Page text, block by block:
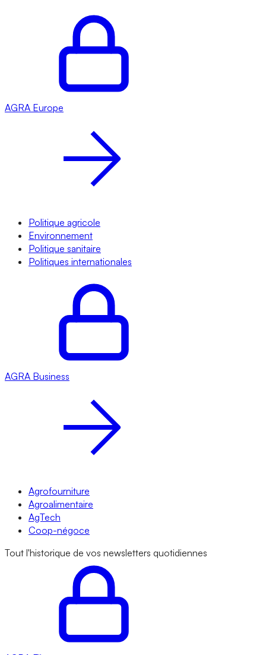
AGRA Europe
Politique agricole
Environnement
Politique sanitaire
Politiques internationales
AGRA Business
Agrofourniture
Agroalimentaire
AgTech
Coop-négoce
Tout l'historique de vos newsletters quotidiennes